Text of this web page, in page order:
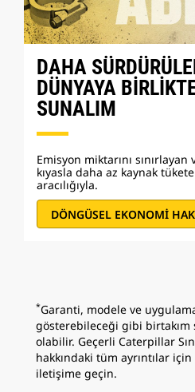
DAHA
DÜNYAYA
SUNALIM
Emisyon miktarını
kıyasla daha az kaynak
aracılığıyla.
DÖNGÜSEL EKONOMİ
*Garanti, modele ve
gösterebileceği gibi birtakım
olabilir. Geçerli Caterpillar
hakkındaki tüm ayrıntılar
iletişime geçin.